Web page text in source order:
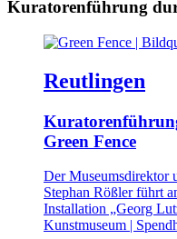
Kuratorenführung
Reutlingen
Green Fence
Der Museumsdirektor
Stephan Rößler führt
Installation „Georg
Kunstmuseum |